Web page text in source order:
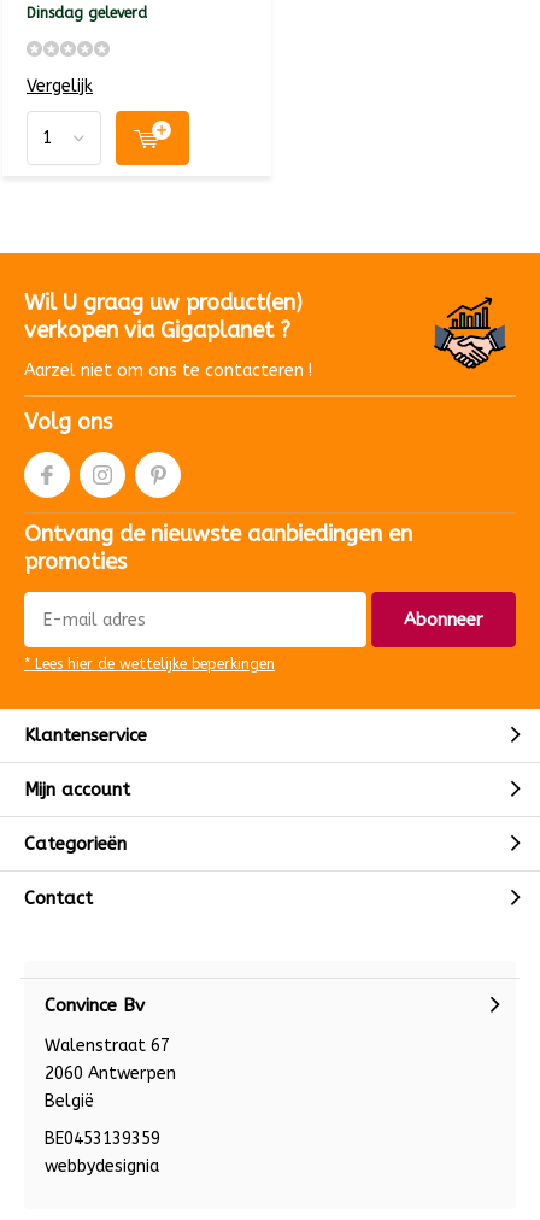
Dinsdag geleverd
Vergelijk
Wil U graag uw product(en)
verkopen via Gigaplanet ?
Aarzel niet om ons te contacteren !
Volg ons
Ontvang de nieuwste aanbiedingen en
promoties
Abonneer
* Lees hier de wettelijke beperkingen
Klantenservice
Mijn account
Categorieën
Contact
Convince Bv
Walenstraat 67
2060 Antwerpen
België
BE0453139359
webbydesignia